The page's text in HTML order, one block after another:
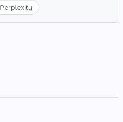
Perplexity